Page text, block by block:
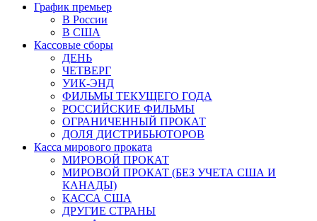
График премьер
В России
В США
Кассовые сборы
ДЕНЬ
ЧЕТВЕРГ
УИК-ЭНД
ФИЛЬМЫ ТЕКУЩЕГО ГОДА
РОССИЙСКИЕ ФИЛЬМЫ
ОГРАНИЧЕННЫЙ ПРОКАТ
ДОЛЯ ДИСТРИБЬЮТОРОВ
Касса мирового проката
МИРОВОЙ ПРОКАТ
МИРОВОЙ ПРОКАТ (БЕЗ УЧЕТА США И
КАНАДЫ)
КАССА США
ДРУГИЕ СТРАНЫ